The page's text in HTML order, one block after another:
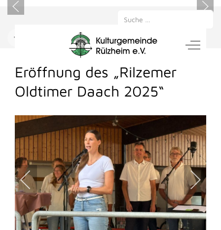
Mobile Menu Toggle Off-
Suchen
Eröffnung des „Rilzemer
Oldtimer Daach 2025“